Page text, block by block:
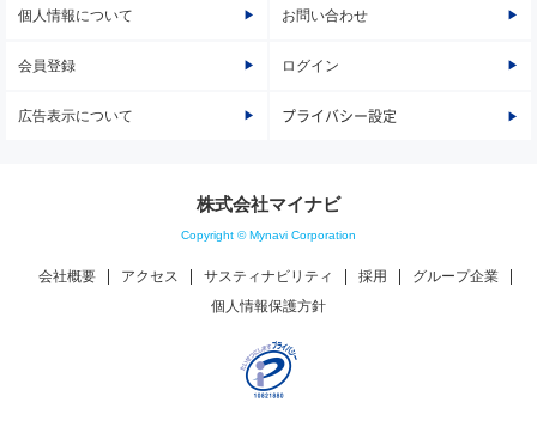
個人情報について お問い合わせ
会員登録 ログイン
広告表示について プライバシー設定
株式会社マイナビ
Copyright © Mynavi Corporation
会社概要 アクセス サスティナビリティ 採用
グループ企業
個人情報保護方針